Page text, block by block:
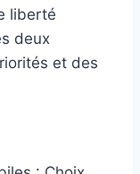
liberté
deux
et des